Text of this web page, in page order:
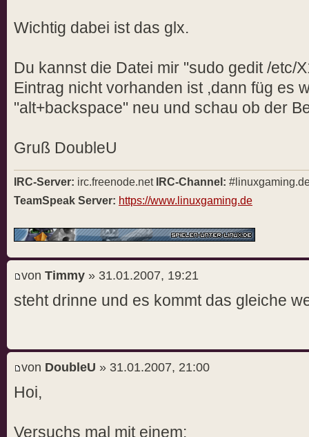
Wichtig dabei ist das glx.
Du kannst die Datei mir "sudo gedit /etc/
Eintrag nicht vorhanden ist ,dann füg es
"alt+backspace" neu und schau ob der
Gruß DoubleU
IRC-Server: irc.freenode.net IRC-Channel:
TeamSpeak Server: https://www.linuxgaming.de
von Timmy » 31.01.2007, 19:21
steht drinne und es kommt das gleiche
von DoubleU » 31.01.2007, 21:00
Hoi,
Versuchs mal mit einem: